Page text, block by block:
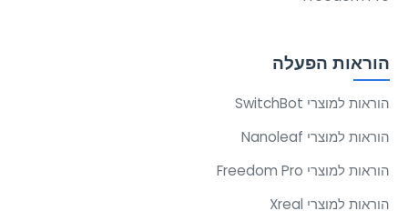
הוראות הפעלה
הוראות למוצרי SwitchBot
הוראות למוצרי Nanoleaf
הוראות למוצרי Freedom Pro
הוראות למוצרי Xreal